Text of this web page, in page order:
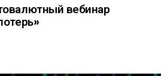
вебинар